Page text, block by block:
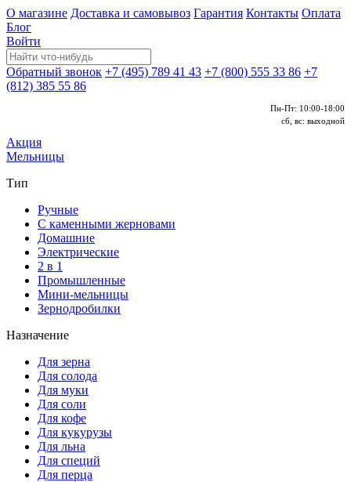
О магазине Доставка и самовывоз Гарантия Контакты Оплата
Блог
Войти
Обратный звонок +7 (495) 789 41 43 +7 (800) 555 33 86 +7
(812) 385 55 86
Пн-Пт: 10:00-18:00
сб, вс: выходной
Акция
Мельницы
Тип
Ручные
С каменными жерновами
Домашние
Электрические
2 в 1
Промышленные
Мини-мельницы
Зернодробилки
Назначение
Для зерна
Для солода
Для муки
Для соли
Для кофе
Для кукурузы
Для льна
Для специй
Для перца